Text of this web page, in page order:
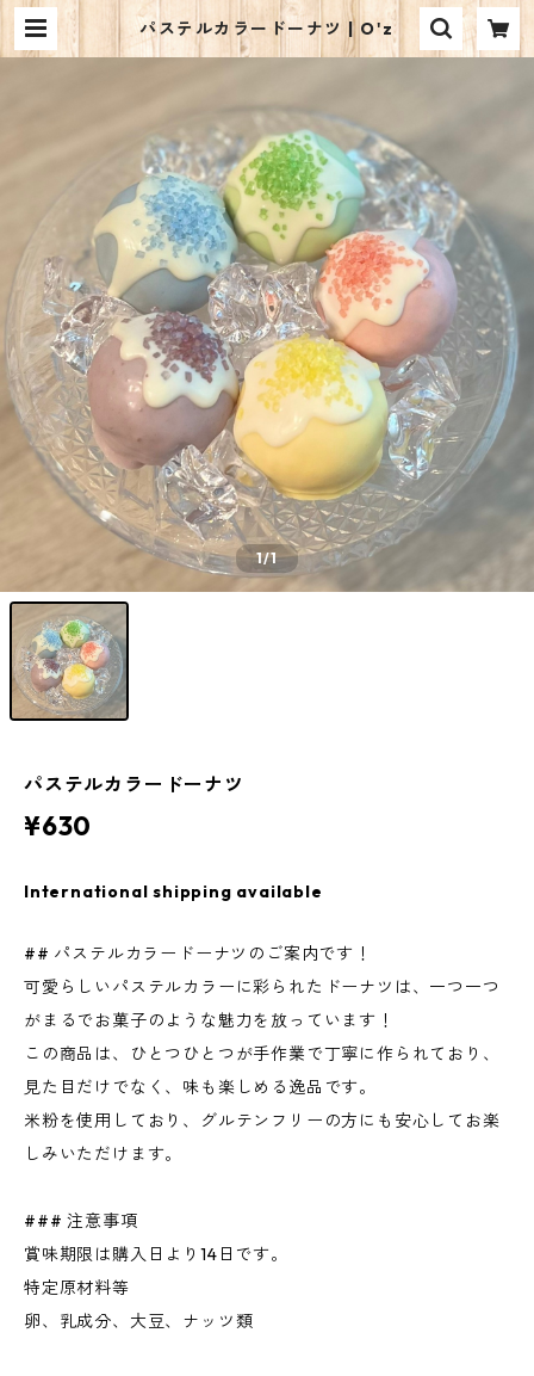
パステルカラードーナツ | O'z
1/1
パステルカラードーナツ
¥630
International shipping available
## パステルカラードーナツのご案内です！
可愛らしいパステルカラーに彩られたドーナツは、一つ一つ
がまるでお菓子のような魅力を放っています！
この商品は、ひとつひとつが手作業で丁寧に作られており、
見た目だけでなく、味も楽しめる逸品です。
米粉を使用しており、グルテンフリーの方にも安心してお楽
しみいただけます。
### 注意事項
賞味期限は購入日より14日です。
特定原材料等
卵、乳成分、大豆、ナッツ類